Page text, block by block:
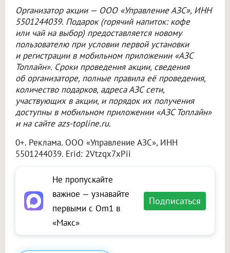
Организатор акции — ООО «Управление АЗС», ИНН
5501244039. Подарок (горячий напиток: кофе
или чай на выбор) предоставляется новому
пользователю при условии первой установки
и регистрации в мобильном приложении «АЗС
Топлайн». Сроки проведения акции, сведения
об организаторе, полные правила её проведения,
количество подарков, адреса АЗС сети,
участвующих в акции, и порядок их получения
доступны в мобильном приложении «АЗС Топлайн»
и на сайте azs-topline.ru.
0+. Реклама. ООО «Управление АЗС», ИНН
5501244039. Erid: 2Vtzqx7xPii
Не пропускайте
важное — узнавайте
первыми с Om1 в
«Макс»
Подписаться